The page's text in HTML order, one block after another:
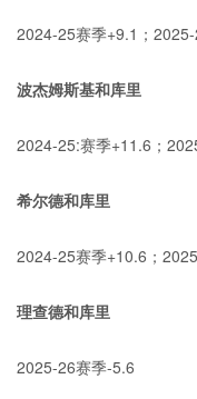
2024-25赛季+9.1；
波杰姆斯基和库里
2024-25:赛季+11.6；
希尔德和库里
2024-25赛季+10.6；
理查德和库里
2025-26赛季-5.6